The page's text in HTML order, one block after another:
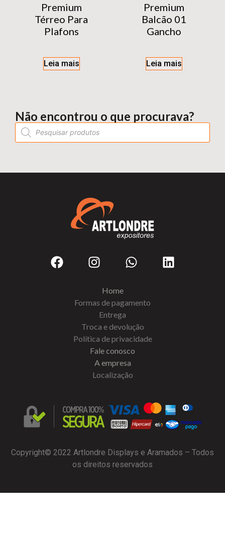
Premium
Térreo Para
Plafons
Leia mais
Premium
Balcão 01
Gancho
Leia mais
Não encontrou o que procurava?
Home
Formas de pagamento
Entrega
Troca e devolução
Política de privacidade
Fale conosco
A empresa
Localização
Copyright© 2022 Artlondre Displays e Aramados – Todos
os direitos reservados